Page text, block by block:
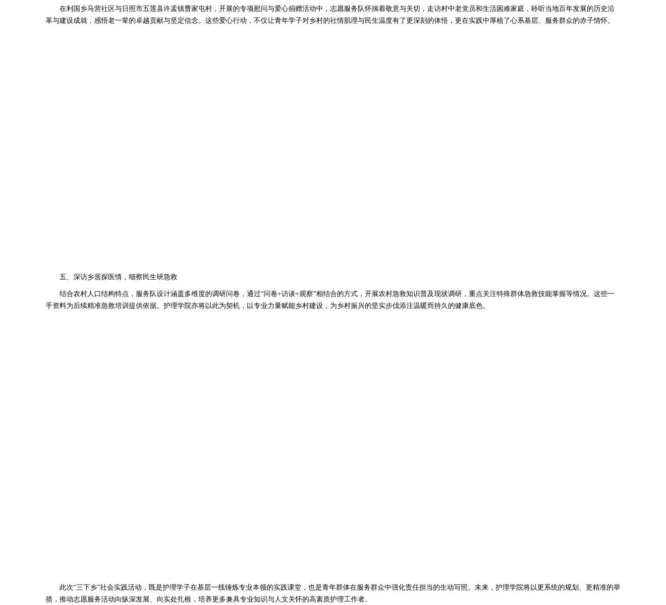
在利国乡马营社区与日照市五莲县许孟镇曹家屯村，开展的专项慰问与爱心捐赠活动中，志愿服务队怀揣着敬意与关切，走访村中老党员和生活困难家庭，聆听当地百年发展的历史沿
革与建设成就，感悟老一辈的卓越贡献与坚定信念。这些爱心行动，不仅让青年学子对乡村的社情肌理与民生温度有了更深刻的体悟，更在实践中厚植了心系基层、服务群众的赤子情怀。
五、深访乡居探医情，细察民生研急救
结合农村人口结构特点，服务队设计涵盖多维度的调研问卷，通过“问卷+访谈+观察”相结合的方式，开展农村急救知识普及现状调研，重点关注特殊群体急救技能掌握等情况。这些一
手资料为后续精准急救培训提供依据。护理学院亦将以此为契机，以专业力量赋能乡村建设，为乡村振兴的坚实步伐添注温暖而持久的健康底色。
此次“三下乡”社会实践活动，既是护理学子在基层一线锤炼专业本领的实践课堂，也是青年群体在服务群众中强化责任担当的生动写照。未来，护理学院将以更系统的规划、更精准的举
措，推动志愿服务活动向纵深发展、向实处扎根，培养更多兼具专业知识与人文关怀的高素质护理工作者。